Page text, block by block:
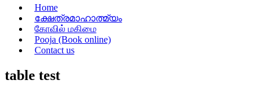
Home
ക്ഷേത്രമാഹാത്മ്യം
கோவில் மகிமை
Pooja (Book online)
Contact us
table test